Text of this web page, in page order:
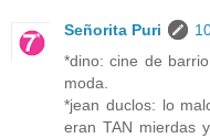
Señorita Puri
*dino: cine de
moda.
*jean duclos: lo
eran TAN mierdas